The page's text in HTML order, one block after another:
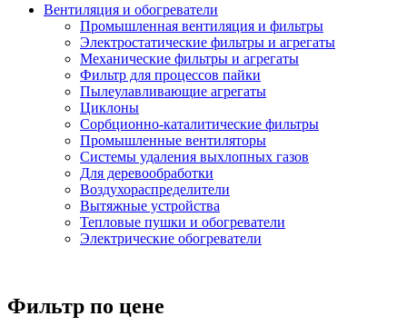
Вентиляция и обогреватели
Промышленная вентиляция и фильтры
Электростатические фильтры и агрегаты
Механические фильтры и агрегаты
Фильтр для процессов пайки
Пылеулавливающие агрегаты
Циклоны
Сорбционно-каталитические фильтры
Промышленные вентиляторы
Системы удаления выхлопных газов
Для деревообработки
Воздухораспределители
Вытяжные устройства
Тепловые пушки и обогреватели
Электрические обогреватели
Фильтр по цене